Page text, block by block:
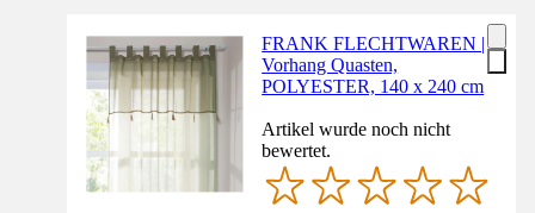
FRANK FLECHTWAREN |
Vorhang Quasten,
POLYESTER, 140 x 240 cm
Artikel wurde noch nicht
bewertet.